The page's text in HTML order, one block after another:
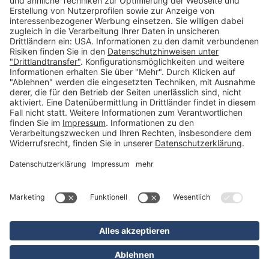
Kategorien
Betriebsorganisation (52)
Schlüsselorganisation (140)
Reifenorganisation (35)
Werkstattorganisation (166)
Preisauszeichnung und Preisdisplays (35)
Formulare KFZ und Werkstatt (34)
Kennzeichenhalter (49)
KFZ-Verkauf und KFZ-Präsentation (19)
Aussenwerbung (47)
Prospektpräsentation, Infosysteme (29)
Werbeartikel und Give-Aways (212)
SALES OFF (14)
Ausgezeichnet
* Alle Preise inkl. deutscher MwSt., zzgl. Versandkosten
** Unverbindliche Preisempfehlung des Herstellers